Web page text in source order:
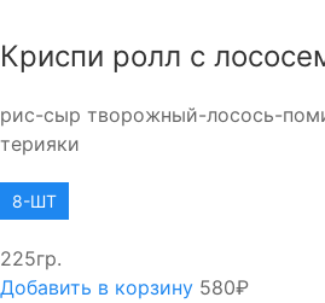
Криспи ролл с
рис-сыр творожный-лосось-
терияки
8-ШТ
225гр.
Добавить в корзину 580₽